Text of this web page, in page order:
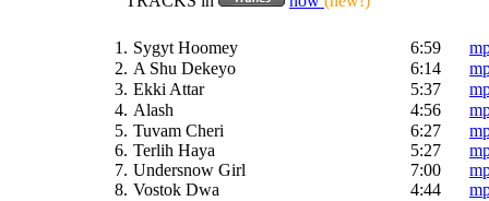
1. Sygyt Hoomey 6:59
2. A Shu Dekeyo 6:14
3. Ekki Attar 5:37
4. Alash 4:56
5. Tuvam Cheri 6:27
6. Terlih Haya 5:27
7. Undersnow Girl 7:00
8. Vostok Dwa 4:44